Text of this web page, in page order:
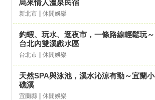
烏來情人溫泉民宿
新北市 休閒娛樂
釣蝦、玩水、逛夜市，一條路線輕鬆玩～
台北內雙溪戲水區
台北市 休閒娛樂
天然SPA與泳池，溪水沁涼有勁～宜蘭小
礁溪
宜蘭縣 休閒娛樂